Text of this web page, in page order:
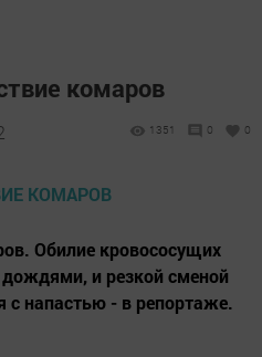
комаров
1351 0 0
Обилие кровососущих
и резкой сменой
с напастью - в репортаже.